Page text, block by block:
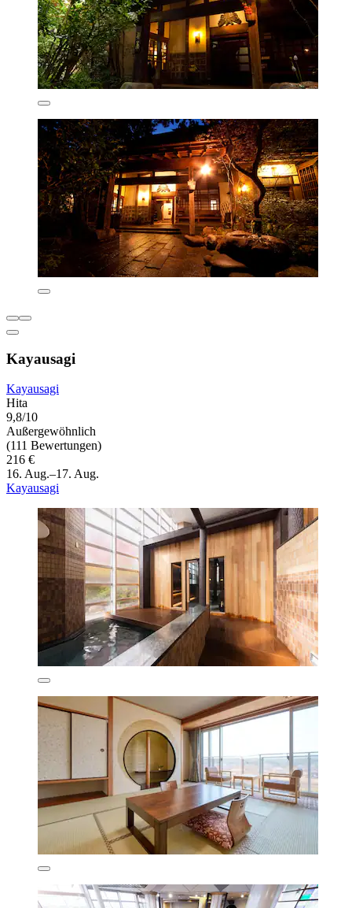
Kayausagi
Kayausagi
Hita
9,8/10
Außergewöhnlich
(111 Bewertungen)
216 €
16. Aug.–17. Aug.
Kayausagi